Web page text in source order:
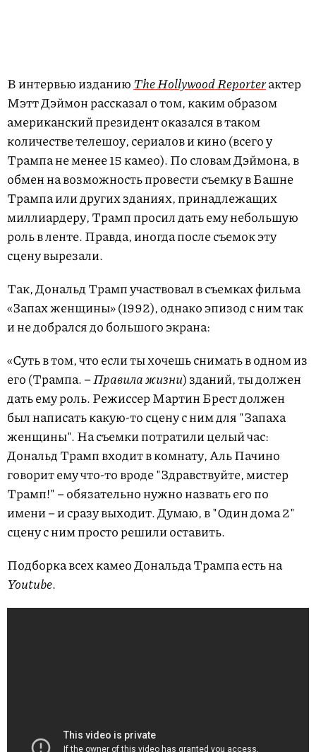
В интервью изданиюThe Hollywood Reporterактер
Мэтт Дэймон рассказал о том, каким образом
американский президент оказался в таком
количестве телешоу, сериалов и кино (всего у
Трампа не менее 15 камео). По словам Дэймона, в
обмен на возможность провести съемку в Башне
Трампа или других зданиях, принадлежащих
миллиардеру, Трамп просил дать ему небольшую
роль в ленте. Правда, иногда после съемок эту
сцену вырезали.
Так, Дональд Трамп участвовал в съемках фильма
«Запах женщины» (1992), однако эпизод с ним так
и не добрался до большого экрана:
«Суть в том, что если ты хочешь снимать в одном из
его (Трампа. –Правила жизни) зданий, ты должен
дать ему роль. Режиссер Мартин Брест должен
был написать какую-то сцену с ним для "Запаха
женщины". На съемки потратили целый час:
Дональд Трамп входит в комнату, Аль Пачино
говорит ему что-то вроде "Здравствуйте, мистер
Трамп!" – обязательно нужно назвать его по
имени – и сразу выходит. Думаю, в "Один дома 2"
сцену с ним просто решили оставить.
Подборка всех камео Дональда Трампа есть на
Youtube.